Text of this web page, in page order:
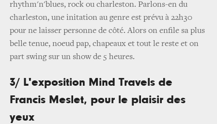
rhythm'n'blues, rock ou charleston. Parlons-en du
charleston, une initation au genre est prévu à 22h30
pour ne laisser personne de côté. Alors on enfile sa plus
belle tenue, noeud pap, chapeaux et tout le reste et on
part swing sur un show de 5 heures.
3/ L'exposition Mind Travels de
Francis Meslet, pour le plaisir des
yeux